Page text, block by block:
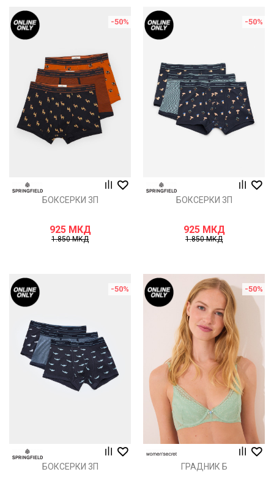
-50%
БОКСЕРКИ 3П
925 МКД
1.850МКД
-50%
БОКСЕРКИ 3П
925 МКД
1.850МКД
-50%
БОКСЕРКИ 3П
-50%
ГРАДНИК Б